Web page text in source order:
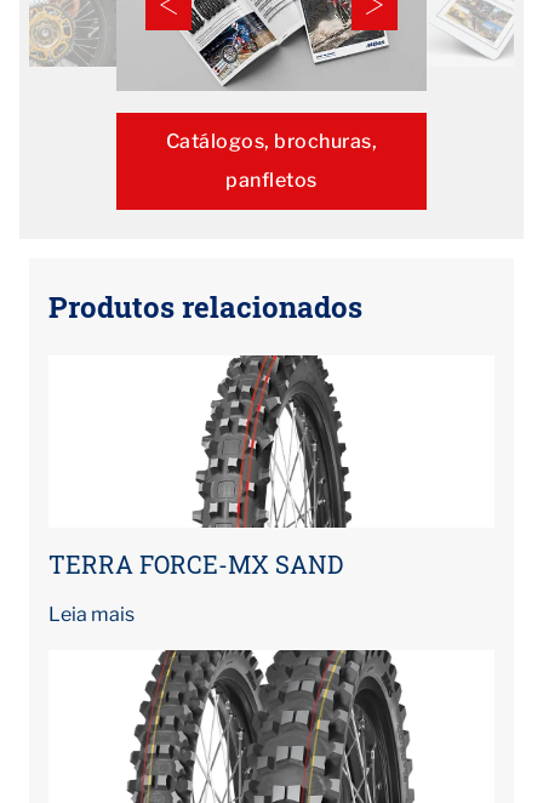
Catálogos, brochuras,
panfletos
Produtos relacionados
TERRA FORCE-MX SAND
Leia mais